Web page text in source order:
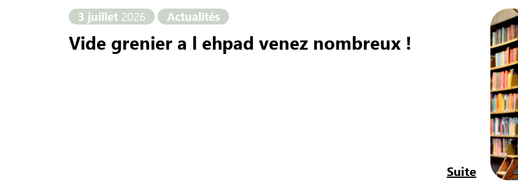
3 juillet 2026 Actualités
Vide grenier a l ehpad venez nombreux !
Suite